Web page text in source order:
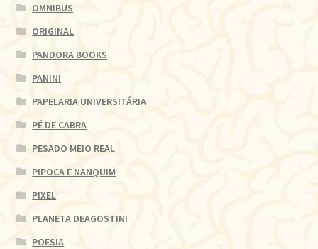
OMNIBUS
ORIGINAL
PANDORA BOOKS
PANINI
PAPELARIA UNIVERSITÁRIA
PÉ DE CABRA
PESADO MEIO REAL
PIPOCA E NANQUIM
PIXEL
PLANETA DEAGOSTINI
POESIA